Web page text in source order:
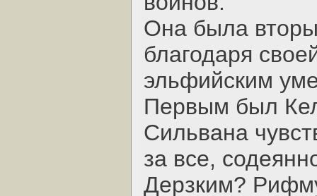
Она была
благодаря
эльфийским
Первым был
Сильвана
за все,
Дерзким?